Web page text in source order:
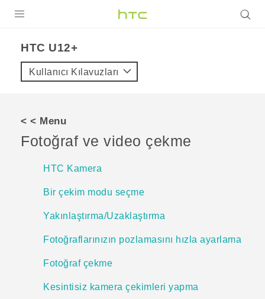
VIVE
VIVERSE
DESTEK
HTC U12+‎
Kullanıcı Kılavuzları
< < Menu
Fotoğraf ve video çekme
HTC Kamera
Bir çekim modu seçme
Yakınlaştırma/Uzaklaştırma
Fotoğraflarınızın pozlamasını hızla ayarlama
Fotoğraf çekme
Kesintisiz kamera çekimleri yapma